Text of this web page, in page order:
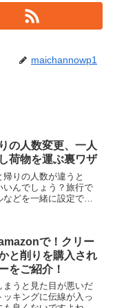
maichannowp1
の人数変更、一人
荷物を運ぶ裏ワザ
りの人数が違うと
いんでしょう？旅行で
どを一緒に設定でき
お伝えしま...で！クリー
と削りを購入され
をご紹介！
まうと見た目が悪いだ
ッキングに伝線が入っ